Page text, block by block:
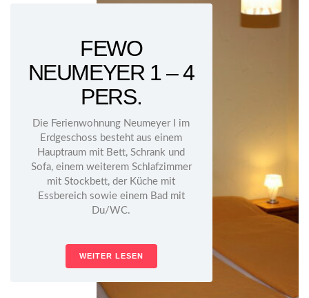
FEWO
NEUMEYER 1 – 4
PERS.
Die Ferienwohnung Neumeyer I im
Erdgeschoss besteht aus einem
Hauptraum mit Bett, Schrank und
Sofa, einem weiterem Schlafzimmer
mit Stockbett, der Küche mit
Essbereich sowie einem Bad mit
Du/WC.
WEITER LESEN